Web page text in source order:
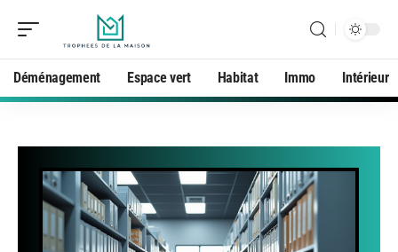
Déménagement Espace vert Habitat Immo Intérieur